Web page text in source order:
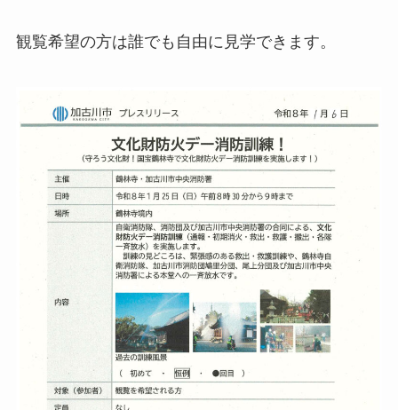
観覧希望の方は誰でも自由に見学できます。